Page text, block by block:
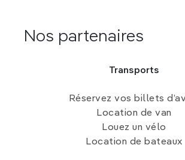
Nos partenaires
Transports
Réservez vos billets
Location de van
Louez un vélo
Location de bateaux